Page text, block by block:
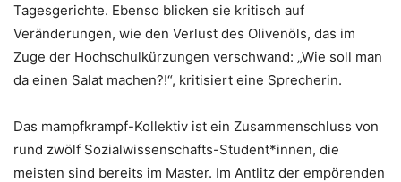
Tagesgerichte. Ebenso blicken sie kritisch auf
Veränderungen, wie den Verlust des Olivenöls, das im
Zuge der Hochschulkürzungen verschwand: „Wie soll man
da einen Salat machen?!“, kritisiert eine Sprecherin.
Das mampfkrampf-Kollektiv ist ein Zusammenschluss von
rund zwölf Sozialwissenschafts-Student*innen, die
meisten sind bereits im Master. Im Antlitz der empörenden